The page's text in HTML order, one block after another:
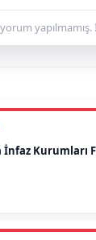
İnfaz Kurumları